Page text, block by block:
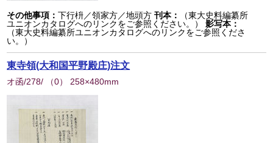
その他事項：下行枡／領家方／地頭方 刊本：
（東大史料編纂所
ユニオンカタログへのリンクをご参照ください。）
影写本：
（東大史料編纂所ユニオンカタログへのリンクをご参照くださ
い。）
東寺領(大和国平野殿庄)注文
オ函/278/ （0） 258×480mm